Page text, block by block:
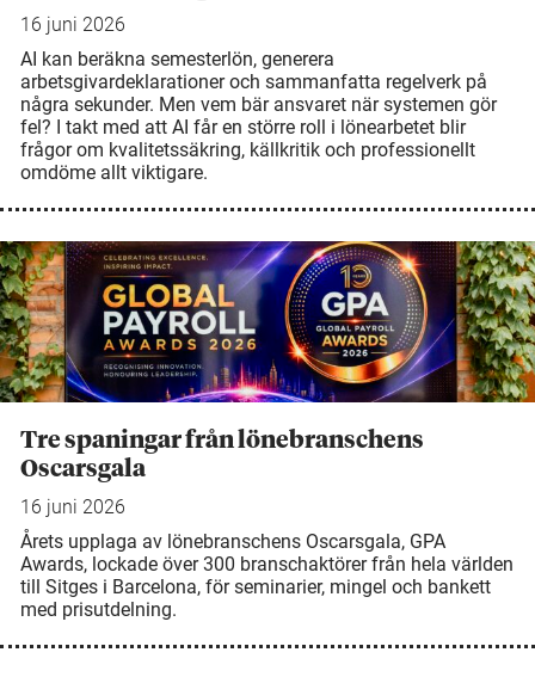
16 juni 2026
AI kan beräkna semesterlön, generera
arbetsgivardeklarationer och sammanfatta regelverk på
några sekunder. Men vem bär ansvaret när systemen gör
fel? I takt med att AI får en större roll i lönearbetet blir
frågor om kvalitetssäkring, källkritik och professionellt
omdöme allt viktigare.
Tre spaningar från lönebranschens
Oscarsgala
16 juni 2026
Årets upplaga av lönebranschens Oscarsgala, GPA
Awards, lockade över 300 branschaktörer från hela världen
till Sitges i Barcelona, för seminarier, mingel och bankett
med prisutdelning.